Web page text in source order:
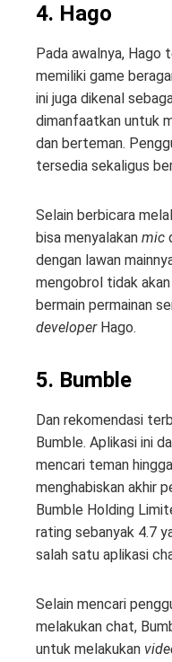
4. Hago
Pada awalnya, Hago
memiliki game
ini juga dikenal
dimanfaatkan untuk
dan berteman.
tersedia sekaligus
Selain berbicara
bisa menyalakan mic
dengan lawan
mengobrol tidak
bermain permainan
developerHago.
5. Bumble
Dan rekomendasi
Bumble. Aplikasi ini
mencari teman
menghabiskan akhir
Bumble Holding
rating sebanyak 4.7
salah satu aplikasi
Selain mencari
melakukan chat,
untuk melakukan